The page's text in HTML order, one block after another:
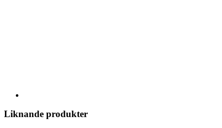
Liknande produkter